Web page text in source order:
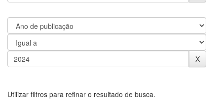
Utilizar filtros para refinar o resultado de busca.